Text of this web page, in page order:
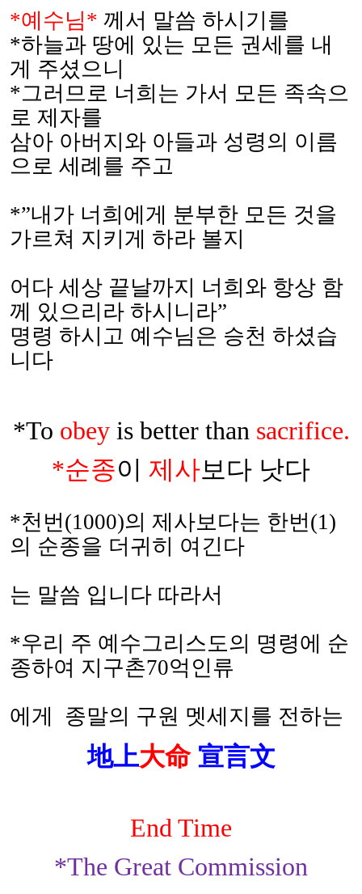
*예수님* 께서 말씀 하시기를
*하늘과 땅에 있는 모든 권세를 내
게 주셨으니
*그러므로 너희는 가서 모든 족속으
로 제자를
삼아 아버지와 아들과 성령의 이름
으로 세례를 주고
*”내가 너희에게 분부한 모든 것을
가르쳐 지키게 하라 볼지
어다 세상 끝날까지 너희와 항상 함
께 있으리라 하시니라”
명령 하시고 예수님은 승천 하셨습
니다
*To obeyis better than sacrifice.
*순종이 제사보다 낫다
*천번(1000)의 제사보다는 한번(1)
의 순종을 더귀히 여긴다
는 말씀 입니다 따라서
*우리 주 예수그리스도의 명령에 순
종하여 지구촌70억인류
에게
종말의 구원 멧세지를 전하는
地上大命 宣言文
End Time
*The Great Commission